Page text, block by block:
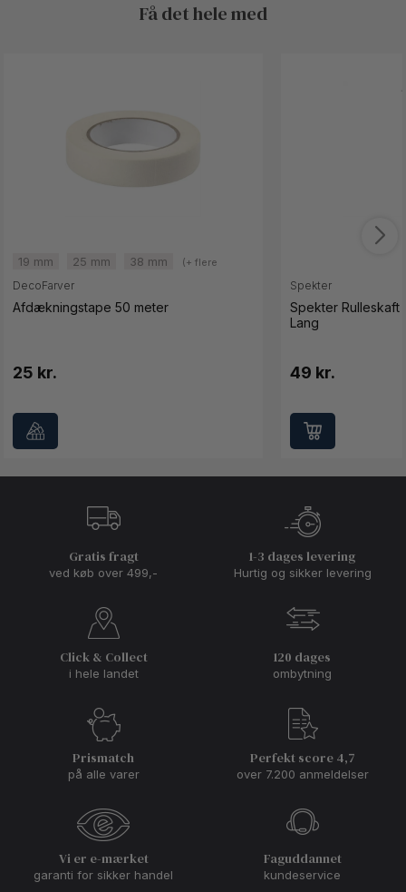
Få det hele med
19 mm 25 mm 38 mm
(+ flere
DecoFarver
Afdækningstape 50 meter
25 kr.
Spekter
Spekter Rulleskaft
Lang
49 kr.
Gratis fragt
ved køb over 499,-
1-3 dages levering
Hurtig og sikker levering
Click & Collect
i hele landet
120 dages
ombytning
Prismatch
på alle varer
Perfekt score 4,7
over 7.200 anmeldelser
Vi er e-mærket
garanti for sikker handel
Faguddannet
kundeservice